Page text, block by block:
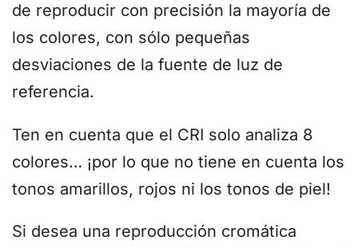
de reproducir con precisión la mayoría de
los colores, con sólo pequeñas
desviaciones de la fuente de luz de
referencia.
Ten en cuenta que el CRI solo analiza 8
colores… ¡por lo que no tiene en cuenta los
tonos amarillos, rojos ni los tonos de piel!
Si desea una reproducción cromática